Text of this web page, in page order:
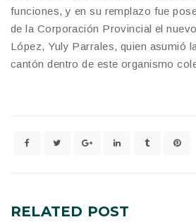
funciones, y en su remplazo fue
de la Corporación Provincial el
López, Yuly Parrales, quien asumió
cantón dentro de este organismo
RELATED POST